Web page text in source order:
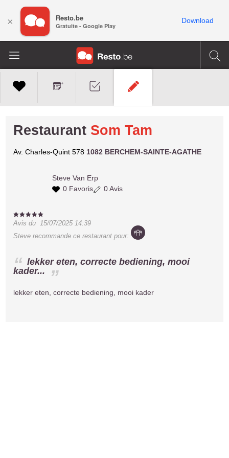
Restaurant Som Tam
Av. Charles-Quint 578 1082 BERCHEM-SAINTE-AGATHE
Steve Van Erp
0 Favoris
0 Avis
Avis du15/07/2025 14:39
Steve recommande ce restaurant pour:
lekker eten, correcte bediening, mooi
kader...
lekker eten, correcte bediening, mooi kader
× Resto.be
Gratuite - Google Play
Download